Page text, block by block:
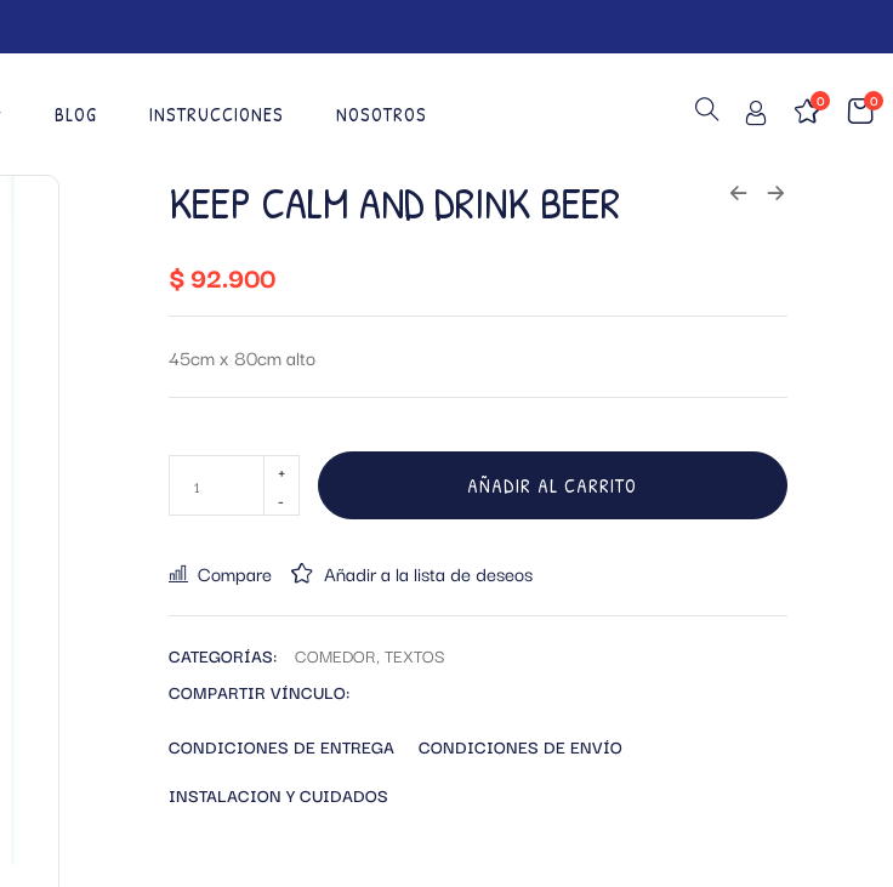
BLOG INSTRUCCIONES NOSOTROS
0
0
KEEP CALM AND DRINK BEER
$92.900
45cm x 80cm alto
AÑADIR AL CARRITO
Compare Añadir a la lista de deseos
CATEGORÍAS: COMEDOR, TEXTOS
COMPARTIR VÍNCULO:
CONDICIONES DE ENTREGA
CONDICIONES DE ENVÍO
INSTALACION Y CUIDADOS